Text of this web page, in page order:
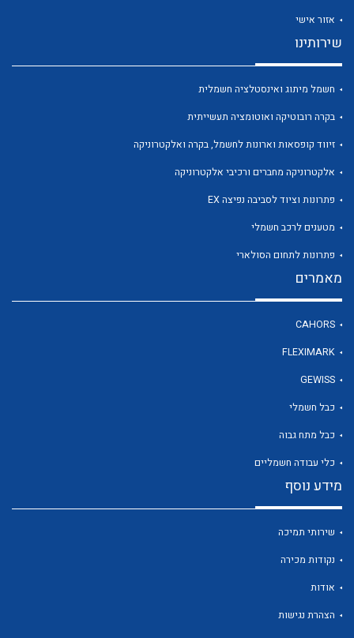
לכל מוצרי היצרן
לכל מוצרי היצרן
אזור אישי
שירותינו
חשמל מיתוג ואינסטלציה חשמלית
בקרה רובוטיקה ואוטומציה תעשייתית
זיווד קופסאות וארונות לחשמל, בקרה ואלקטרוניקה
אלקטרוניקה מחברים ורכיבי אלקטרוניקה
פתרונות וציוד לסביבה נפיצה EX
מטענים לרכב חשמלי
פתרונות לתחום הסולארי
מאמרים
CAHORS
FLEXIMARK
GEWISS
כבל חשמלי
כבל מתח גבוה
כלי עבודה חשמליים
מידע נוסף
שירותי תמיכה
נקודות מכירה
אודות
הצהרת נגישות